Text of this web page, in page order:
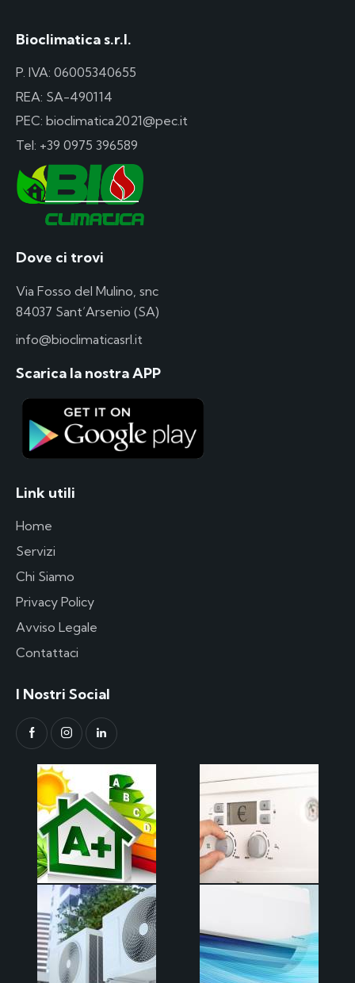
Bioclimatica s.r.l.
P. IVA: 06005340655
REA: SA-490114
PEC: bioclimatica2021@pec.it
Tel: +39 0975 396589
Dove ci trovi
Via Fosso del Mulino, snc
84037 Sant’Arsenio (SA)
info@bioclimaticasrl.it
Scarica la nostra APP
Link utili
Home
Servizi
Chi Siamo
Privacy Policy
Avviso Legale
Contattaci
I Nostri Social